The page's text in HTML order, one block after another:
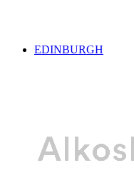
EDINBURGH